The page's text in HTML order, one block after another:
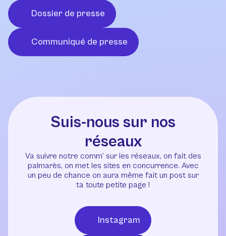
Dossier de presse
Communiqué de presse
Suis-nous sur nos
réseaux
Va suivre notre comm’ sur les réseaux, on fait des
palmarès, on met les sites en concurrence. Avec
un peu de chance on aura même fait un post sur
ta toute petite page !
Instagram